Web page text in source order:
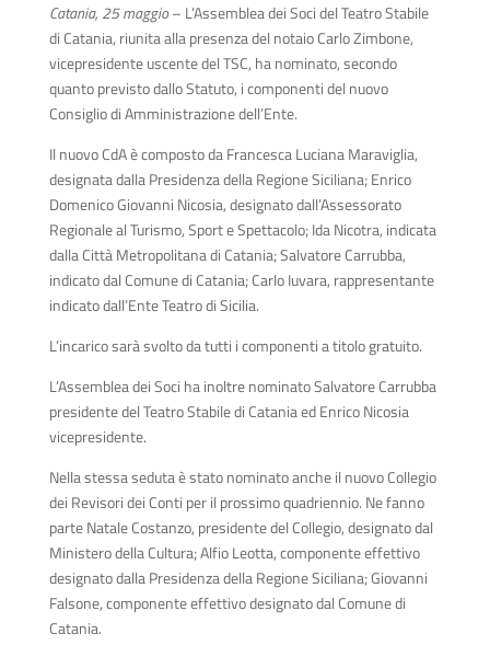
Catania, 25 maggio– L’Assemblea dei Soci del Teatro Stabile
di Catania, riunita alla presenza del notaio Carlo Zimbone,
vicepresidente uscente del TSC, ha nominato, secondo
quanto previsto dallo Statuto, i componenti del nuovo
Consiglio di Amministrazione dell’Ente.
Il nuovo CdA è composto da Francesca Luciana Maraviglia,
designata dalla Presidenza della Regione Siciliana; Enrico
Domenico Giovanni Nicosia, designato dall’Assessorato
Regionale al Turismo, Sport e Spettacolo; Ida Nicotra, indicata
dalla Città Metropolitana di Catania; Salvatore Carrubba,
indicato dal Comune di Catania; Carlo Iuvara, rappresentante
indicato dall’Ente Teatro di Sicilia.
L’incarico sarà svolto da tutti i componenti a titolo gratuito.
L’Assemblea dei Soci ha inoltre nominato Salvatore Carrubba
presidente del Teatro Stabile di Catania ed Enrico Nicosia
vicepresidente.
Nella stessa seduta è stato nominato anche il nuovo Collegio
dei Revisori dei Conti per il prossimo quadriennio. Ne fanno
parte Natale Costanzo, presidente del Collegio, designato dal
Ministero della Cultura; Alfio Leotta, componente effettivo
designato dalla Presidenza della Regione Siciliana; Giovanni
Falsone, componente effettivo designato dal Comune di
Catania.